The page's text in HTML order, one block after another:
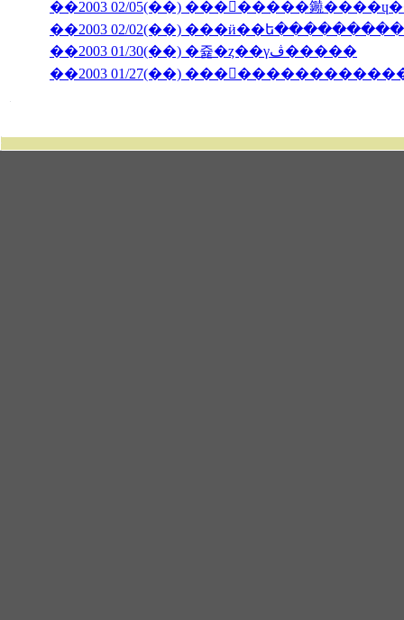
��2003 02/05(��) ��������䥵
��2003 02/02(��)
��2003 01/30(��) �쥹�ȥ��γڤ�����
��2003 01/27(��)